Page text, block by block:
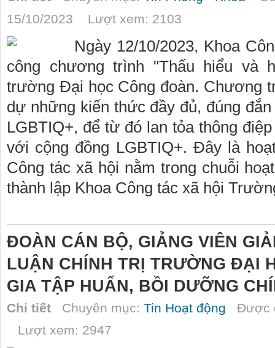
15/10/2023 Lượt xem: 2103
Ngày 12/10/2023, Khoa
công chương trình "Thấu hiểu và
trường Đại học Công đoàn. Chương
dự những kiến thức đầy đủ, đúng
LGBTIQ+, để từ đó lan tỏa thông
với cộng đồng LGBTIQ+. Đây là
Công tác xã hội nằm trong chuỗi
thành lập Khoa Công tác xã hội
ĐOÀN CÁN BỘ, GIẢNG VIÊN
LUẬN CHÍNH TRỊ TRƯỜNG ĐẠI
GIA TẬP HUẤN, BỒI DƯỠNG
Chi tiết Chuyên mục: Tin Hoạt động Được
Lượt xem: 2947